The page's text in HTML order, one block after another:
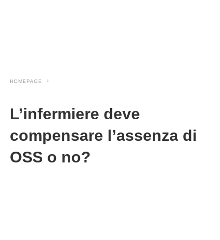
HOMEPAGE
L’infermiere deve
compensare l’assenza di
OSS o no?